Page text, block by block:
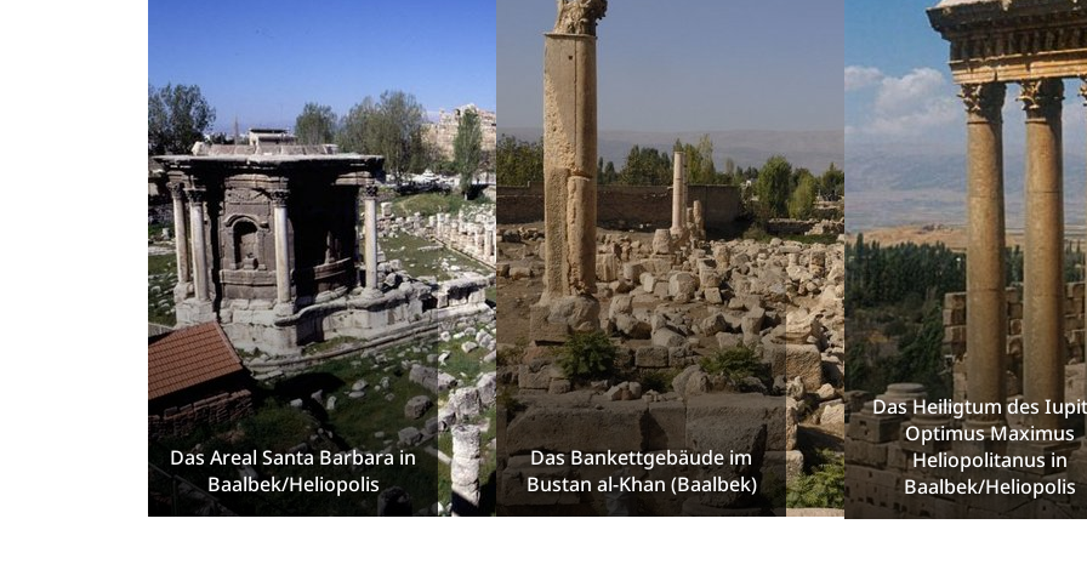
Das Areal Santa Barbara in
Baalbek/Heliopolis
Das Bankettgebäude im
Bustan al-Khan (Baalbek)
Das Heiligtum des
Optimus Maximus
Heliopolitanus in
Baalbek/Heliopolis